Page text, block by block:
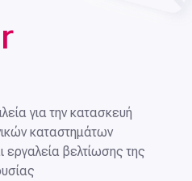
για την κατασκευή
καταστημάτων
εργαλεία βελτίωσης της